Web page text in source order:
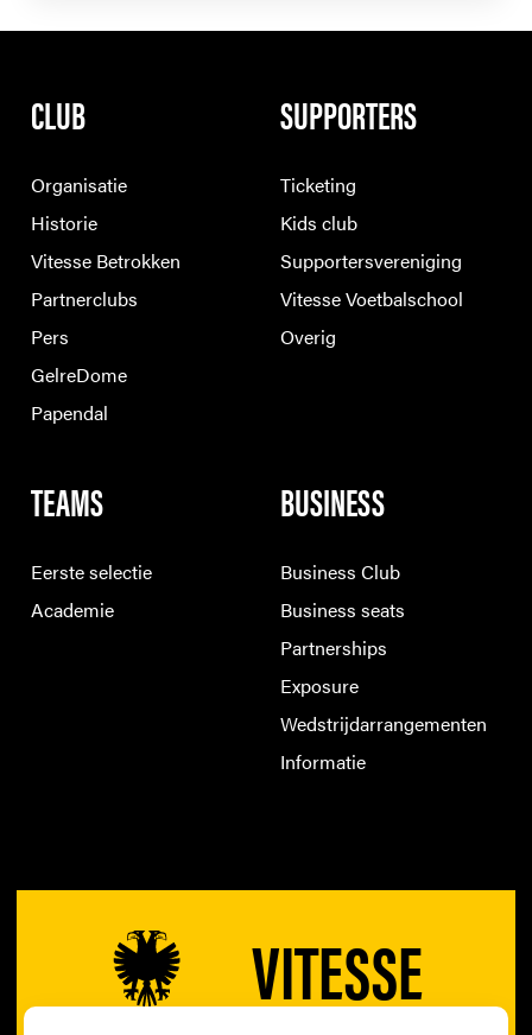
CLUB
Organisatie
Historie
Vitesse Betrokken
Partnerclubs
Pers
GelreDome
Papendal
SUPPORTERS
Ticketing
Kids club
Supportersvereniging
Vitesse Voetbalschool
Overig
TEAMS
Eerste selectie
Academie
BUSINESS
Business Club
Business seats
Partnerships
Exposure
Wedstrijdarrangementen
Informatie
VITESSE